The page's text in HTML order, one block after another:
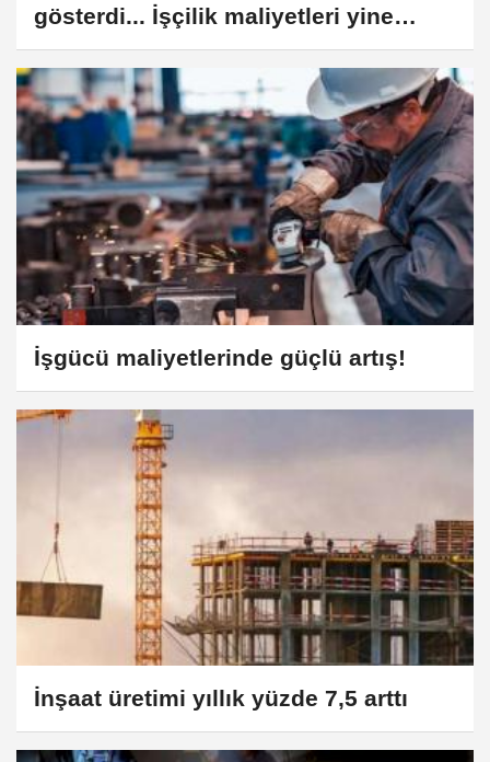
gösterdi... İşçilik maliyetleri yine
zirvede
İşgücü maliyetlerinde güçlü artış!
İnşaat üretimi yıllık yüzde 7,5 arttı